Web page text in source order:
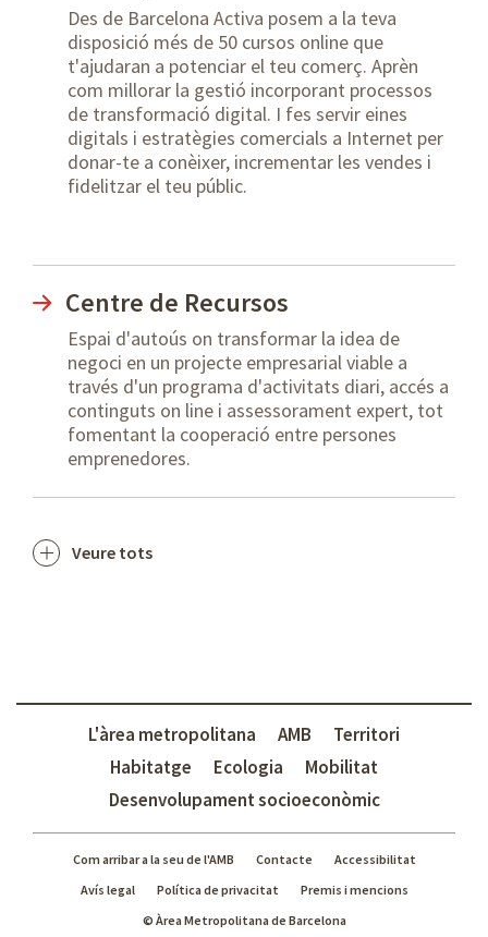
Des de Barcelona Activa posem a la teva
disposició més de 50 cursos online que
t'ajudaran a potenciar el teu comerç. Aprèn
com millorar la gestió incorporant processos
de transformació digital. I fes servir eines
digitals i estratègies comercials a Internet per
donar-te a conèixer, incrementar les vendes i
fidelitzar el teu públic.
Centre de Recursos
Espai d'autoús on transformar la idea de
negoci en un projecte empresarial viable a
través d'un programa d'activitats diari, accés a
continguts on line i assessorament expert, tot
fomentant la cooperació entre persones
emprenedores.
Veure tots
L'àrea metropolitana AMB
Territori
Habitatge
Ecologia
Mobilitat
Desenvolupament socioeconòmic
Com arribar a la seu de l'AMB Contacte
Accessibilitat
Avís legal
Política de privacitat
Premis i mencions
© Àrea Metropolitana de Barcelona